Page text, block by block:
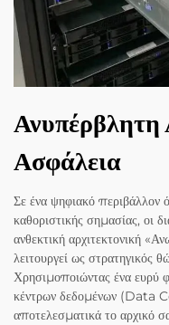
Ανυπέρβλητη
Ασφάλεια
Σε ένα ψηφιακό περιβάλλον
καθοριστικής σημασίας, οι
ανθεκτική αρχιτεκτονική
λειτουργεί ως στρατηγικός
Χρησιμοποιώντας ένα
κέντρων δεδομένων (Data
αποτελεσματικά το αρχικό